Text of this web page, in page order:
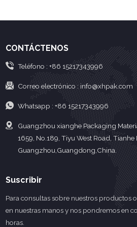
CONTÁCTENOS
Teléfono : +86 15217343996
Correo electrónico :info@xhpak.com
Whatsapp : +86 15217343996
Guangzhou xianghe Packaging
1659, No.189, Tiyu West Road, Tianhe
Guangzhou,Guangdong,China.
Suscribir
Para consultas sobre nuestros productos
en nuestras manos y nos pondremos en
horas.